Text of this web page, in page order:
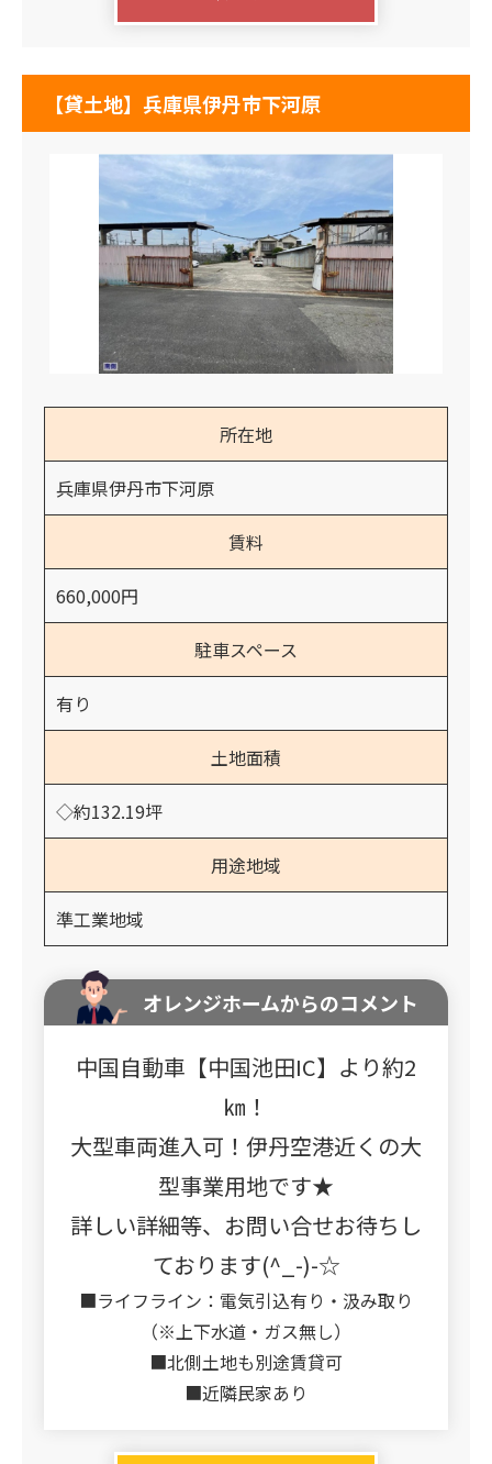
【貸土地】兵庫県伊丹市下河原
所在地
兵庫県伊丹市下河原
賃料
660,000円
駐車スペース
有り
土地面積
◇約132.19坪
用途地域
準工業地域
オレンジホームからのコメント
中国自動車【中国池田IC】より約2
㎞！
大型車両進入可！伊丹空港近くの大
型事業用地です★
詳しい詳細等、お問い合せお待ちし
ております(^_-)-☆
■ライフライン：電気引込有り・汲み取り
（※上下水道・ガス無し）
■北側土地も別途賃貸可
■近隣民家あり